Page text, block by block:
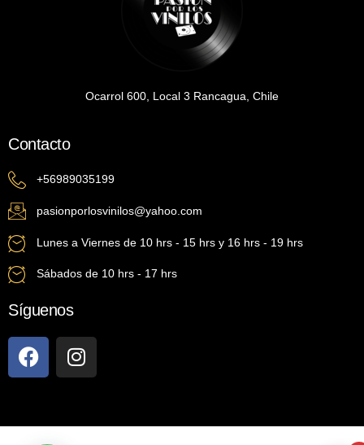
Ocarrol 600, Local 3 Rancagua, Chile
Contacto
+56989035199
pasionporlosvinilos@yahoo.com
Lunes a Viernes de 10 hrs - 15 hrs y 16 hrs - 19 hrs
Sábados de 10 hrs - 17 hrs
Síguenos